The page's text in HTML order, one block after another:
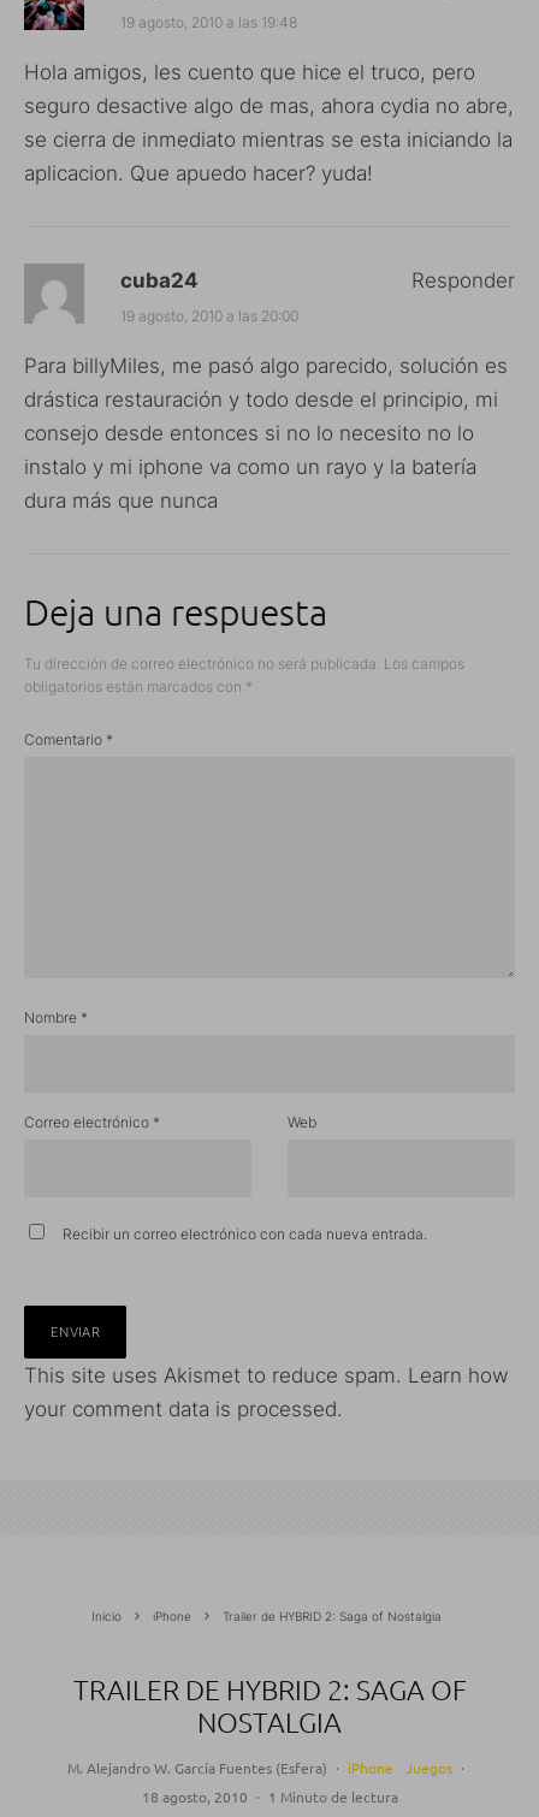
19 agosto, 2010 a las 19:48
Hola amigos, les cuento que hice el truco, pero
seguro desactive algo de mas, ahora cydia no abre,
se cierra de inmediato mientras se esta iniciando la
aplicacion. Que apuedo hacer? yuda!
cuba24
19 agosto, 2010 a las 20:00
Para billyMiles, me pasó algo parecido, solución es
drástica restauración y todo desde el principio, mi
consejo desde entonces si no lo necesito no lo
instalo y mi iphone va como un rayo y la batería
dura más que nunca
Responder
Deja una respuesta
Tu dirección de correo electrónico no será publicada. Los campos
obligatorios están marcados con *
Comentario *
Nombre *
Correo electrónico * Web
Recibir un correo electrónico con cada nueva entrada.
This site uses Akismet to reduce spam. Learn how
your comment data is processed.
Inicio iPhone Trailer de HYBRID 2: Saga of Nostalgia
TRAILER DE HYBRID 2: SAGA OF
NOSTALGIA
M. Alejandro W. García Fuentes (Esfera) · iPhone Juegos ·
18 agosto, 2010 · 1 Minuto de lectura